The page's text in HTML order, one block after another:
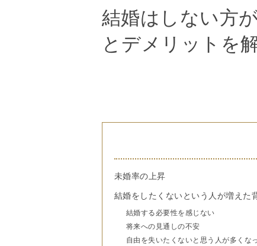
結婚はしない方
とデメリットを
未婚率の上昇
結婚をしたくないという人が増えた
結婚する必要性を感じない
将来への見通しの不安
自由を失いたくないと思う人が多くな